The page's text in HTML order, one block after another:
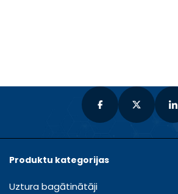
Produktu kategorijas
Uztura bagātinātāji